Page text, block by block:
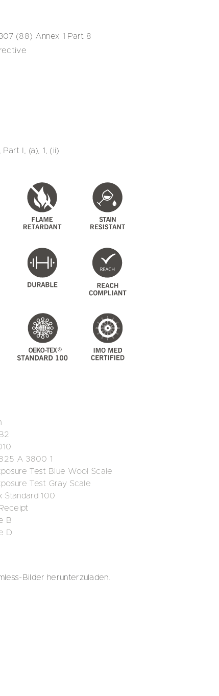
(88) Annex 1 Part 8
I, (a), 1, (ii)
A 3800 1
Test Blue Wool Scale
Test Gray Scale
100
B
D
Bilder herunterzuladen.